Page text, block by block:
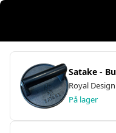
Satake -
Royal Design
På lager